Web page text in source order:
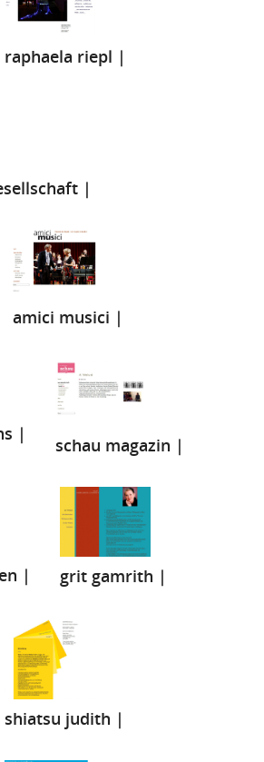
raphaela riepl |
|
amici musici |
|
schau magazin |
| grit gamrith |
shiatsu judith |